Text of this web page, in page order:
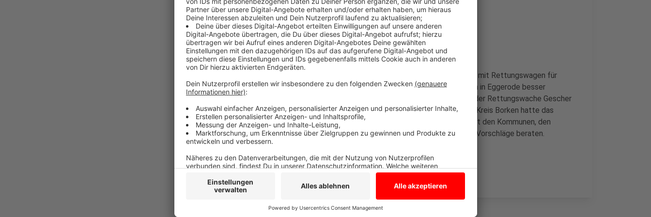
Verantwortliche beraten über Vorschläge
Anzeige
Die Gutachter schlagen zum Beispiel eine eigene Rettungswache mit Rettungswagen für
Schöppingen vor. Dann könnten auch die Hilfsfristen bei Notfällen in Eggerode besser
eingehalten werden. Weiterer Vorschlag: Durch eine Verlagerung der Rettungswache Gescher
in Richtung B525 könnte Velen von dort mitversorgt werden. Der Kreis Borken hatte das
Gutachten vor gut einem Jahr in Auftrag gegeben. Er wird jetzt mit den Kommunen, den
Krankenkassen und den Betreibern der Rettungswachen über die Vorschläge beraten.
Anzeige